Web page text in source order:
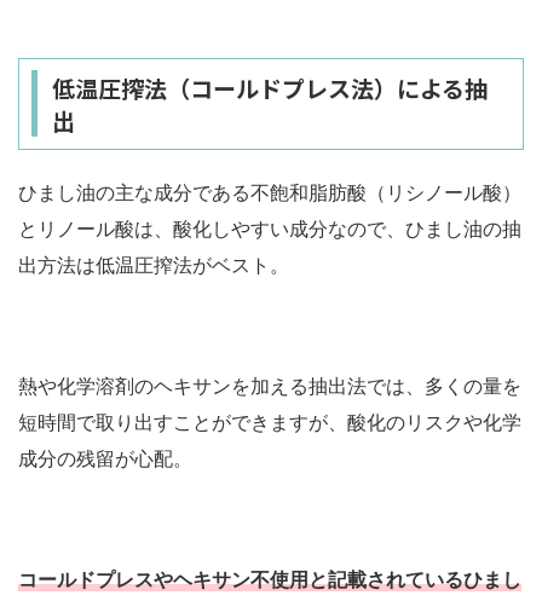
低温圧搾法（コールドプレス法）による抽
出
ひまし油の主な成分である不飽和脂肪酸（リシノール酸）
とリノール酸は、酸化しやすい成分なので、ひまし油の抽
出方法は低温圧搾法がベスト。
熱や化学溶剤のヘキサンを加える抽出法では、多くの量を
短時間で取り出すことができますが、酸化のリスクや化学
成分の残留が心配。
コールドプレスやヘキサン不使用と記載されているひまし